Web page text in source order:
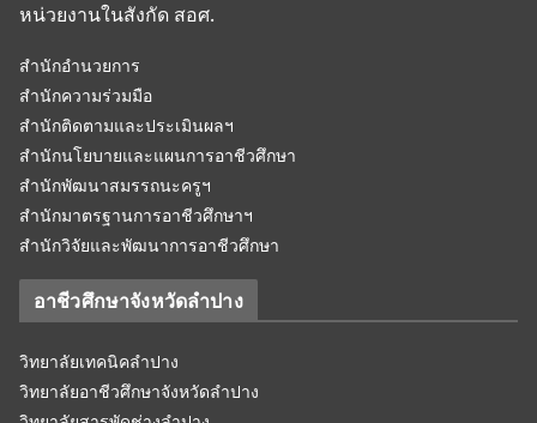
หน่วยงานในสังกัด สอศ.
สำนักอำนวยการ
สำนักความร่วมมือ
สำนักติดตามและประเมินผลฯ
สำนักนโยบายและแผนการอาชีวศึกษา
สำนักพัฒนาสมรรถนะครูฯ
สำนักมาตรฐานการอาชีวศึกษาฯ
สำนักวิจัยและพัฒนาการอาชีวศึกษา
อาชีวศึกษาจังหวัดลำปาง
วิทยาลัยเทคนิคลำปาง
วิทยาลัยอาชีวศึกษาจังหวัดลำปาง